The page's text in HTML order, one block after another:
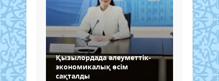
Қызылордада әлеуметтік-
экономикалық өсім
сақталды